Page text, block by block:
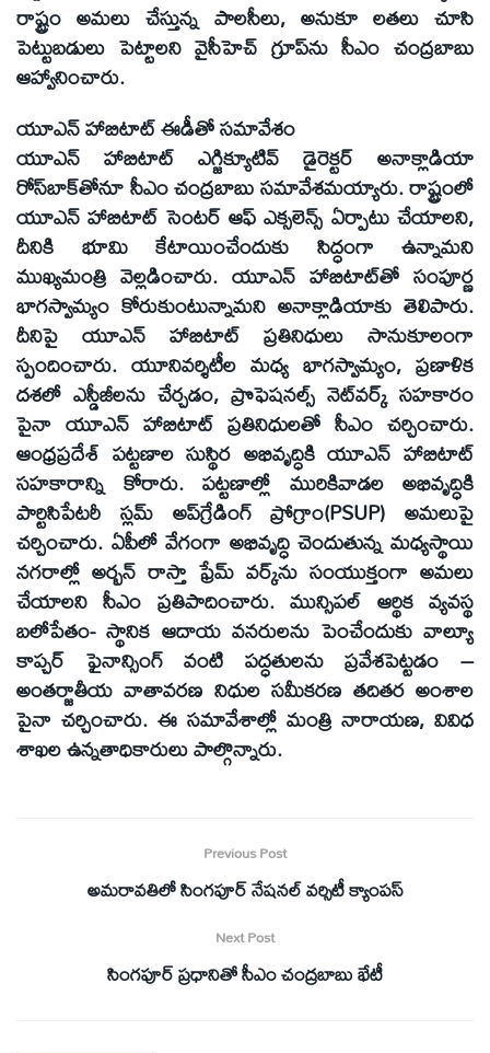
రాష్ట్రం అమలు చేస్తున్న పాలసీలు, అనుకూ లతలు చూసి
పెట్టుబడులు పెట్టాలని వైసీహెచ్ గ్రూప్‌ను సీఎం చంద్రబాబు
ఆహ్వానించారు.
యూఎన్ హాబిటాట్ ఈడీతో సమావేశం
యూఎన్ హాబిటాట్ ఎగ్జిక్యూటివ్ డైరెక్టర్ అనాక్లాడియా
రోస్‌బాక్‌తోనూ సీఎం చంద్రబాబు సమావేశమయ్యారు. రాష్ట్రంలో
యూఎన్ హాబిటాట్ సెంటర్ ఆఫ్ ఎక్సలెన్స్ ఏర్పాటు చేయాలని,
దీనికి భూమి కేటాయించేందుకు సిద్ధంగా ఉన్నామని
ముఖ్యమంత్రి వెల్లడించారు. యూఎన్ హాబిటాట్‌తో సంపూర్ణ
భాగస్వామ్యం కోరుకుంటున్నామని అనాక్లాడియాకు తెలిపారు.
దీనిపై యూఎన్ హాబిటాట్ ప్రతినిధులు సానుకూలంగా
స్పందించారు. యూనివర్శిటీల మధ్య భాగస్వామ్యం, ప్రణాళిక
దశలో ఎస్డీజీలను చేర్చడం, ప్రొఫెషనల్స్ నెట్‌వర్క్ సహకారం
పైనా యూఎన్ హాబిటాట్ ప్రతినిధులతో సీఎం చర్చించారు.
ఆంధ్రప్రదేశ్ పట్టణాల సుస్థిర అభివృద్ధికి యూఎన్ హాబిటాట్
సహకారాన్ని కోరారు. పట్టణాల్లో మురికివాడల అభివృద్ధికి
పార్టిసిపేటరీ స్లమ్ అప్‌గ్రేడింగ్ ప్రోగ్రాం(PSUP) అమలుపై
చర్చించారు. ఏపీలో వేగంగా అభివృద్ధి చెందుతున్న మధ్యస్థాయి
నగరాల్లో అర్బన్ రాస్తా ఫ్రేమ్ వర్క్‌ను సంయుక్తంగా అమలు
చేయాలని సీఎం ప్రతిపాదించారు. మున్సిపల్ ఆర్థిక వ్యవస్థ
బలోపేతం- స్థానిక ఆదాయ వనరులను పెంచేందుకు వాల్యూ
కాప్చర్ ఫైనాన్సింగ్ వంటి పద్ధతులను ప్రవేశపెట్టడం –
అంతర్జాతీయ వాతావరణ నిధుల సమీకరణ తదితర అంశాల
పైనా చర్చించారు. ఈ సమావేశాల్లో మంత్రి నారాయణ, వివిధ
శాఖల ఉన్నతాధికారులు పాల్గొన్నారు.
Previous Post
అమరావతిలో సింగపూర్ నేషనల్ వర్సిటీ క్యాంపస్
Next Post
సింగపూర్ ప్రధానితో సీఎం చంద్రబాబు భేటీ